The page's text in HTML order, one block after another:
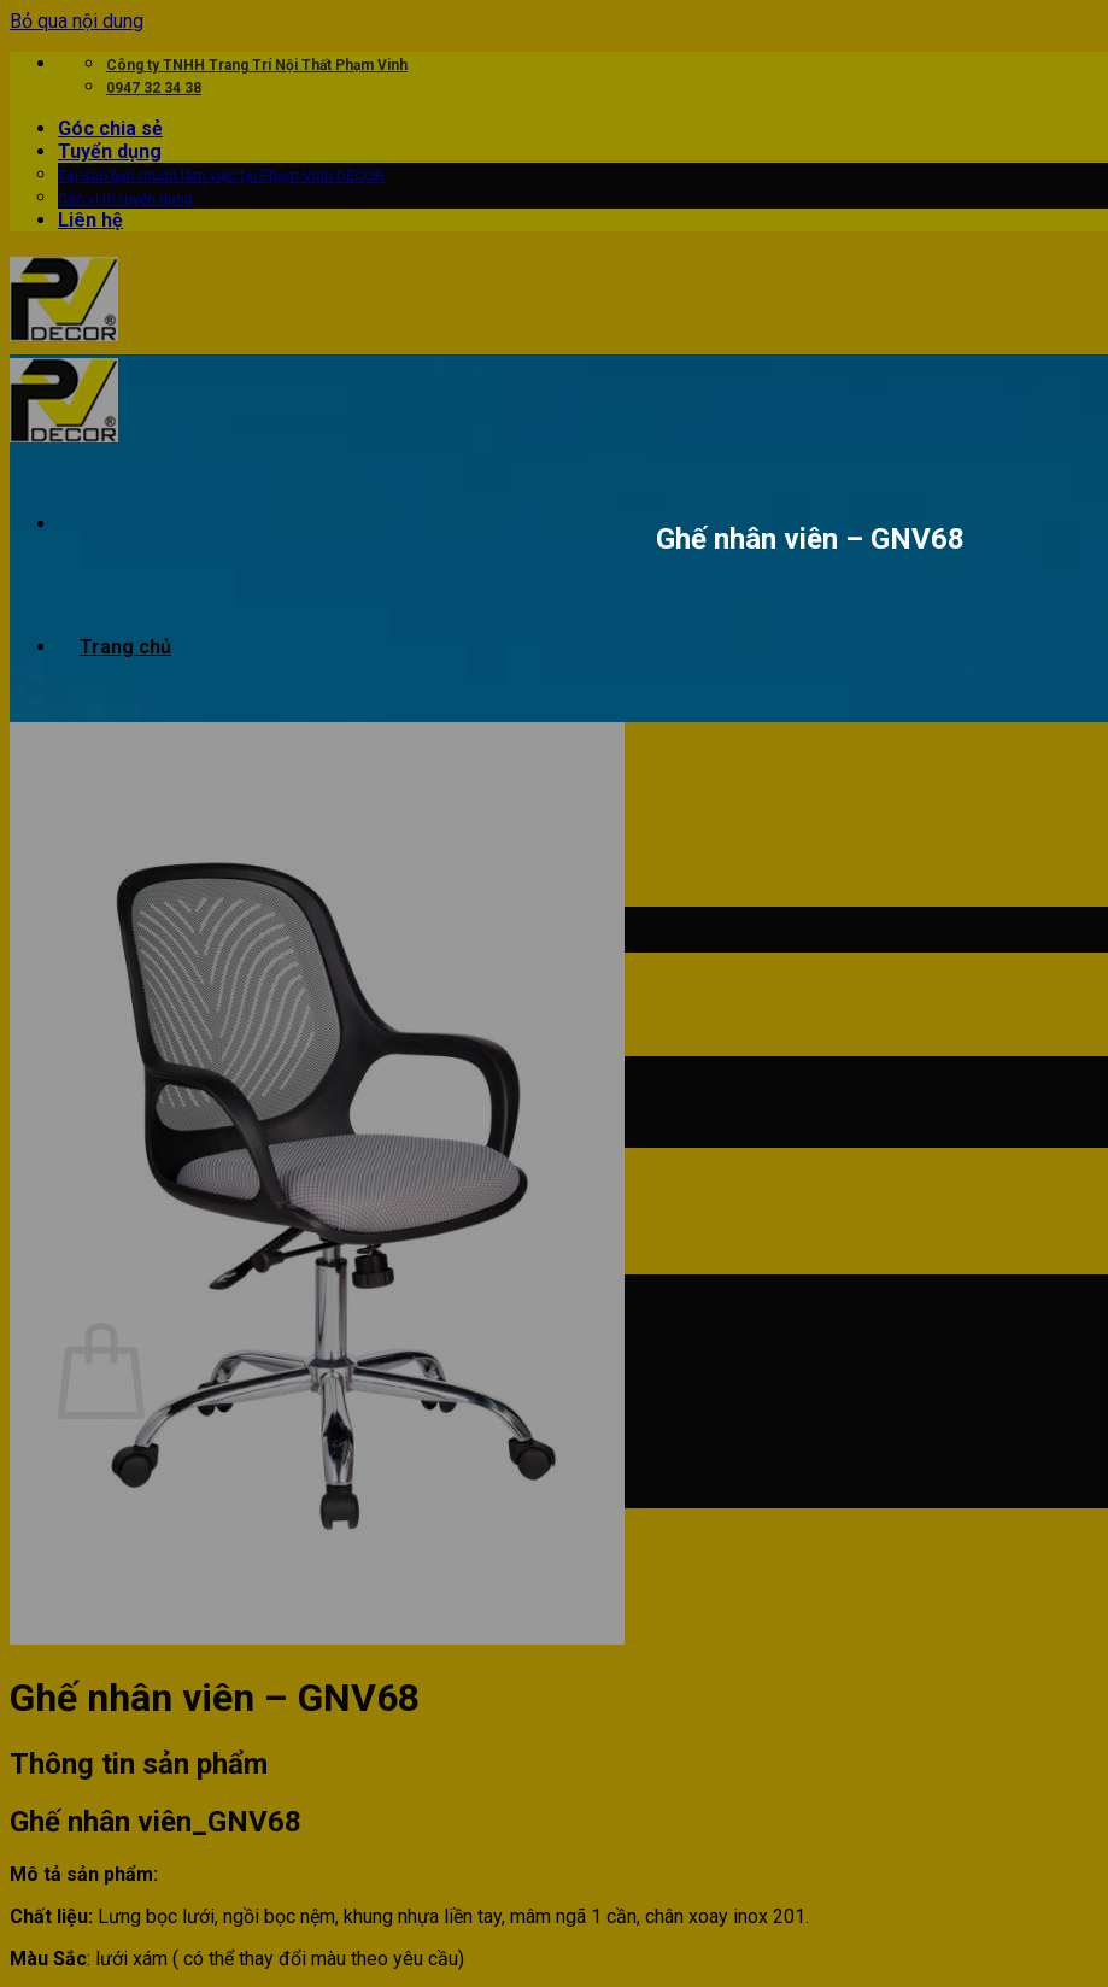
Bỏ qua nội dung
Công ty TNHH Trang Trí Nội Thất Phạm Vinh
0947 32 34 38
Góc chia sẻ
Tuyển dụng
Tại sao bạn muốn làm việc tại Phạm Vinh DECOR
Các vị trí tuyển dụng
Liên hệ
Trang chủ
Công trình văn phòng
Công trình nhà ở
Sản phẩm
Văn phòng
Phòng khách
Phòng ngủ
Hotline: 0947 323438
Chưa có sản phẩm trong giỏ hàng.
Ghế nhân viên – GNV68
Ghế nhân viên – GNV68
Thông tin sản phẩm
Ghế nhân viên_GNV68
Mô tả sản phẩm:
Chất liệu: Lưng bọc lưới, ngồi bọc nệm, khung nhựa liền tay, mâm ngã 1 cần, chân xoay inox 201.
Màu Sắc: lưới xám ( có thể thay đổi màu theo yêu cầu)